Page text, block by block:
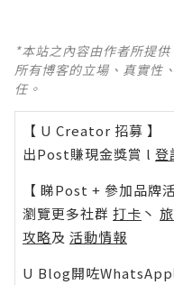
*本站之內容由作者所提
所有博客的立場、真實性
任。
【 U Creator 招募 】
出Post賺現金獎賞 l 登
【 睇Post + 參加品牌活
瀏覽更多社群 打卡 丶
攻略及 活動情報
U Blog開咗WhatsApp